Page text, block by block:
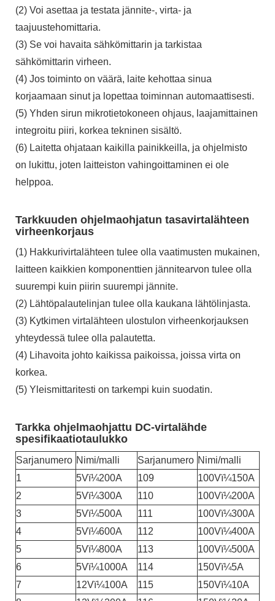
(2) Voi asettaa ja testata jännite-, virta- ja
taajuustehomittaria.
(3) Se voi havaita sähkömittarin ja tarkistaa
sähkömittarin virheen.
(4) Jos toiminto on väärä, laite kehottaa sinua
korjaamaan sinut ja lopettaa toiminnan automaattisesti.
(5) Yhden sirun mikrotietokoneen ohjaus, laajamittainen
integroitu piiri, korkea tekninen sisältö.
(6) Laitetta ohjataan kaikilla painikkeilla, ja ohjelmisto
on lukittu, joten laitteiston vahingoittaminen ei ole
helppoa.
Tarkkuuden ohjelmaohjatun tasavirtalähteen
virheenkorjaus
(1) Hakkurivirtalähteen tulee olla vaatimusten mukainen,
laitteen kaikkien komponenttien jännitearvon tulee olla
suurempi kuin piirin suurempi jännite.
(2) Lähtöpalautelinjan tulee olla kaukana lähtölinjasta.
(3) Kytkimen virtalähteen ulostulon virheenkorjauksen
yhteydessä tulee olla palautetta.
(4) Lihavoita johto kaikissa paikoissa, joissa virta on
korkea.
(5) Yleismittaritesti on tarkempi kuin suodatin.
Tarkka ohjelmaohjattu DC-virtalähde
spesifikaatiotaulukko
Sarjanumero Nimi/malli Sarjanumero Nimi/malli
1
5Vï¼200A 109
100Vï¼150A
2
5Vï¼300A 110
100Vï¼200A
3
5Vï¼500A 111
100Vï¼300A
4
5Vï¼600A 112
100Vï¼400A
5
5Vï¼800A 113
100Vï¼500A
6
5Vï¼1000A 114
150Vï¼5A
7
12Vï¼100A 115
150Vï¼10A